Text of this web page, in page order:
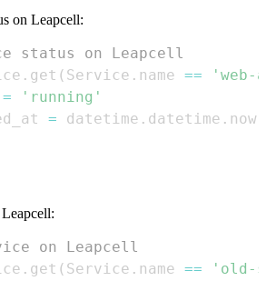
on Leapcell:
status on Leapcell
. get ( Service . name ==
'web-
=
'running'
= datetime . datetime . now
on Leapcell
. get ( Service . name ==
'old-